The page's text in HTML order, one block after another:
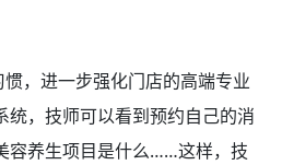
惯，进一步强化门店的高端专业
统，技师可以看到预约自己的消
容养生项目是什么……这样，技